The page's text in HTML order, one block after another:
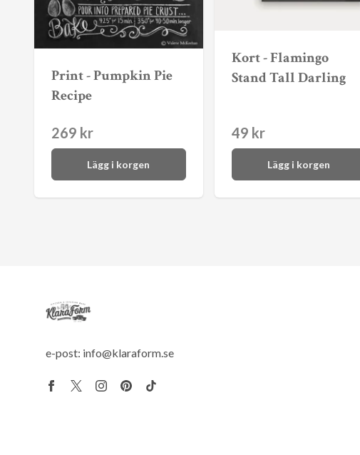
Print - Pumpkin Pie
Recipe
269 kr
Lägg i korgen
Kort - Flamingo
Stand Tall Darling
49 kr
Lägg i korgen
e-post: info@klaraform.se